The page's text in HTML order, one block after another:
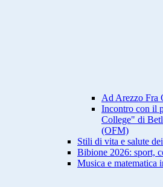
Ad Arezzo Fra
Incontro con il
College" di
(OFM)
Stili di vita e salute
Bibione 2026: sport,
Musica e matematica